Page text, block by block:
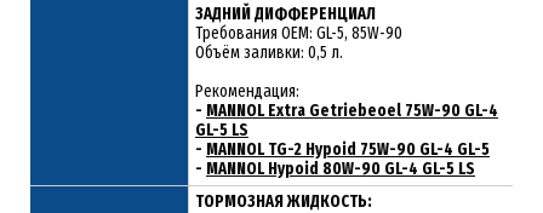
ЗАДНИЙ ДИФФЕРЕНЦИАЛ
Требования OEM: GL-5, 85W-90
Объём заливки: 0,5 л.
Рекомендация:
- MANNOL Extra Getriebeoel 75W-90 GL-4
GL-5 LS
- MANNOL TG-2 Hypoid 75W-90 GL-4 GL-5
- MANNOL Hypoid 80W-90 GL-4 GL-5 LS
ТОРМОЗНАЯ ЖИДКОСТЬ: